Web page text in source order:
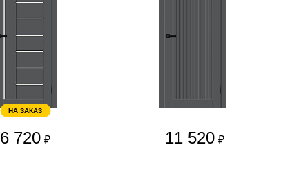
НА ЗАКАЗ
6 720 ₽ 11 520 ₽